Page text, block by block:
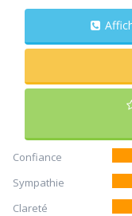
Confiance
Sympathie
Clareté